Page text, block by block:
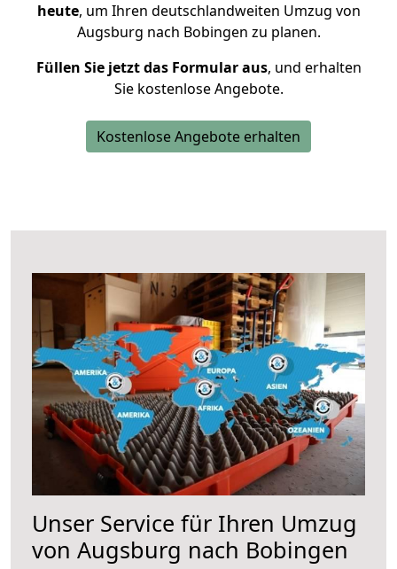
heute, um Ihren deutschlandweiten Umzug von
Augsburg nach Bobingen zu planen.
Füllen Sie jetzt das Formular aus, und erhalten
Sie kostenlose Angebote.
Kostenlose Angebote erhalten
Unser Service für Ihren Umzug
von Augsburg nach Bobingen